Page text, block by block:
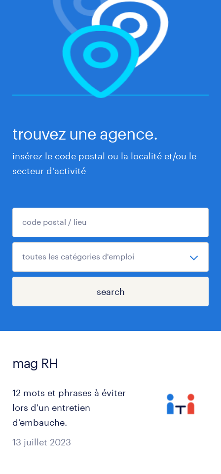
trouvez une agence.
insérez le code postal ou la localité et/ou le
secteur d'activité
search
mag RH
13 juillet 2023
12 mots et phrases à éviter
lors d'un entretien
d’embauche.